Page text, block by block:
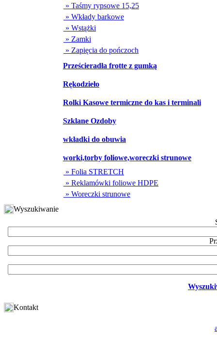
» Taśmy rypsowe 15,25
» Wkłady barkowe
» Wstążki
» Zamki
» Zapięcia do pończoch
Prześcieradła frotte z gumką
Rękodzieło
Rolki Kasowe termiczne do kas i terminali
Szklane Ozdoby
wkładki do obuwia
worki,torby foliowe,woreczki strunowe
» Folia STRETCH
» Reklamówki foliowe HDPE
» Woreczki strunowe
Wyszukiwanie
Kontakt